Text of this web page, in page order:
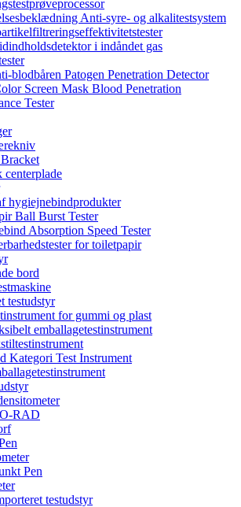
Anti-syre- og alkalitestsystem
i indåndet gas
blodbåren Patogen Penetration Detector
Screen Mask Blood Penetration
Tester
hygiejnebindprodukter
Ball Burst Tester
Absorption Speed ​​Tester
for toiletpapir
bord
testudstyr
for gummi og plast
emballagetestinstrument
Kategori Test Instrument
RAD
Pen
testudstyr